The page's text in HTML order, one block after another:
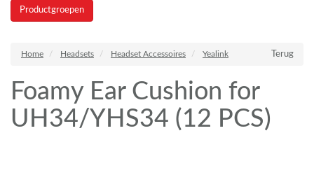
Productgroepen
Terug
Home Headsets Headset Accessoires Yealink
Foamy Ear Cushion for
UH34/YHS34 (12 PCS)